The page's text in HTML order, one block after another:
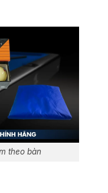
theo bàn